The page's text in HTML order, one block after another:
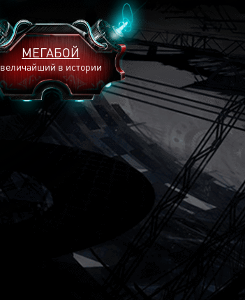
МЕГАБОЙ
величайший в истории
2240